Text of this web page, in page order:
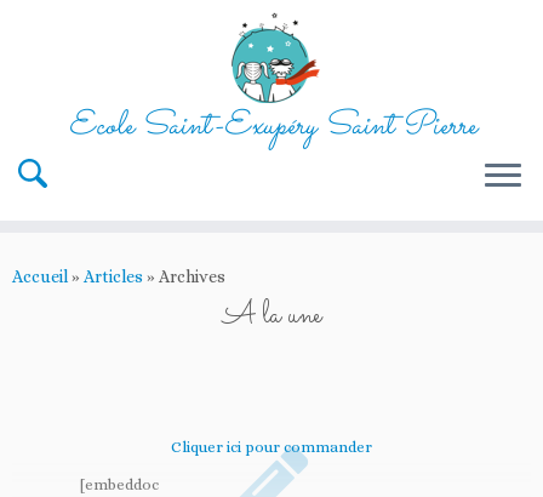
au
Ecole Saint-Exupéry Saint Pierre
Accueil » Articles » Archives
A la une
Cliquer ici pour commander
[embeddoc